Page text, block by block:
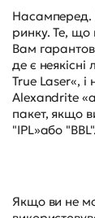
Насамперед.
ринку. Те, що
Вам
де є
True Laser«, і
Alexandrite
пакет, якщо
"IPL»або "BBL".
Якщо ви не